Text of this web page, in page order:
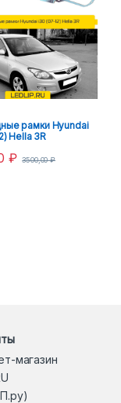
рамки Hyundai
Hella 3R
₽ 3500,00₽
магазин